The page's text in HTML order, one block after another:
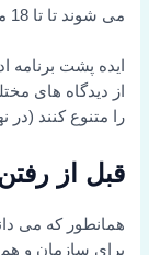
می شوند تا تا 18 ماه کار کنند، زندگی کنند و یاد بگیرند.
ایده پشت برنامه
از دیدگاه های
را متنوع کنند
قبل از
همانطور که می
برای سازمان و هم